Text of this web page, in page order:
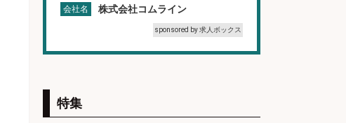
会社名 株式会社コムライン
sponsored by 求人ボックス
会社名
特集